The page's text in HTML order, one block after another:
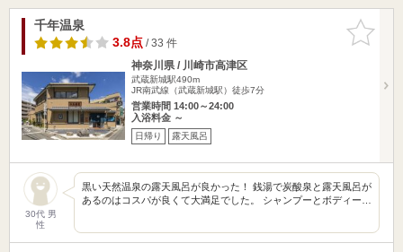
お気に入
りに追加
千年温泉
3.8点/ 33 件
神奈川県 / 川崎市高津区
武蔵新城駅490m
JR南武線（武蔵新城駅）徒歩7分
営業時間 14:00～24:00
入浴料金 ～
日帰り 露天風呂
30代 男
性
黒い天然温泉の露天風呂が良かった！ 銭湯で炭酸泉と露天風呂が
あるのはコスパが良くて大満足でした。 シャンプーとボディー…